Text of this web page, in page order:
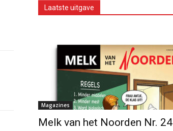
Laatste uitgave
Magazines
Melk van het Noorden Nr. 24